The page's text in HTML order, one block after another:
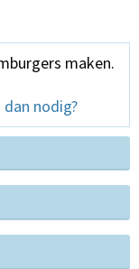
maken.
nodig?